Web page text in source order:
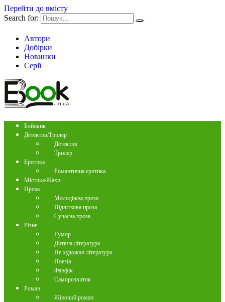
Перейти до вмісту
Search for:
Автори
Добірки
Новинки
Серії
Бойовик
Детектив/Трилер
Детектив
Трилер
Еротика
Романтична еротика
Містика/Жахи
Проза
Молодіжна проза
Підліткова проза
Сучасна проза
Різне
Гумор
Дитяча література
Не художня література
Поезія
Фанфік
Саморозвиток
Роман
Жіночий роман